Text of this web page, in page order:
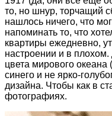
то, но шнур, торчащий
нашлось ничего, что
напоминать то, что
квартиры ежедневно,
настроении и в
цвета мирового океана
синего и не ярко-
дизайна. Чтобы как в
фотографиях.